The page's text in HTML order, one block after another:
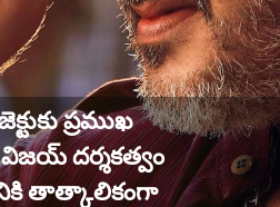
ప్రముఖ
విజయ్ దర్శకత్వం
తాత్కాలికంగా